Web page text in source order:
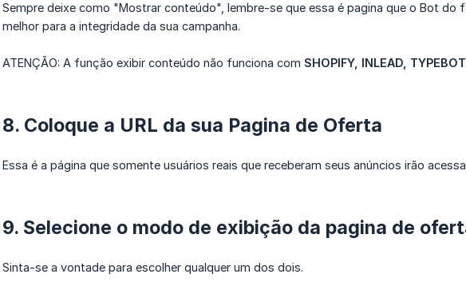
Sempre deixe como "Mostrar conteúdo", lembre-se que essa é pagina que o Bot do
melhor para a integridade da sua campanha.
ATENÇÃO: A função exibir conteúdo não funciona com SHOPIFY, INLEAD,
8. Coloque a URL da sua Pagina de Oferta
Essa é a página que somente usuários reais que receberam seus anúncios irão
9. Selecione o modo de exibição da pagina de
Sinta-se a vontade para escolher qualquer um dos dois.